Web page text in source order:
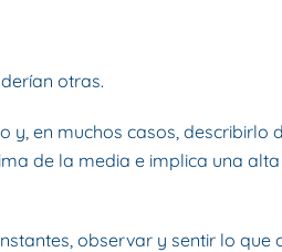
otras.
y, en muchos casos, describirlo
de la media e implica una
observar y sentir lo que